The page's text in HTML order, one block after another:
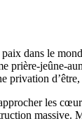
dans le
prière-jeûne-
privation
les
massive.